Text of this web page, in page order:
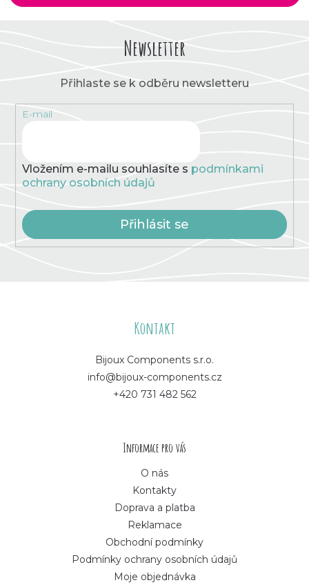
Newsletter
Přihlaste se k odběru newsletteru
E-mail
Vložením e-mailu souhlasíte s podmínkami
ochrany osobních údajů
Přihlásit se
Kontakt
Bijoux Components s.r.o.
info@bijoux-components.cz
+420 731 482 562
Informace pro vás
O nás
Kontakty
Doprava a platba
Reklamace
Obchodní podmínky
Podmínky ochrany osobních údajů
Moje objednávka